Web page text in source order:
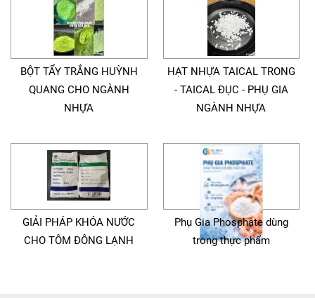
BỘT TẨY TRẮNG HUỲNH
QUANG CHO NGÀNH
NHỰA
HẠT NHỰA TAICAL TRONG
- TAICAL ĐỤC - PHỤ GIA
NGÀNH NHỰA
GIẢI PHÁP KHÓA NƯỚC
CHO TÔM ĐÔNG LẠNH
Phụ Gia Phosphate dùng
trong thực phẩm